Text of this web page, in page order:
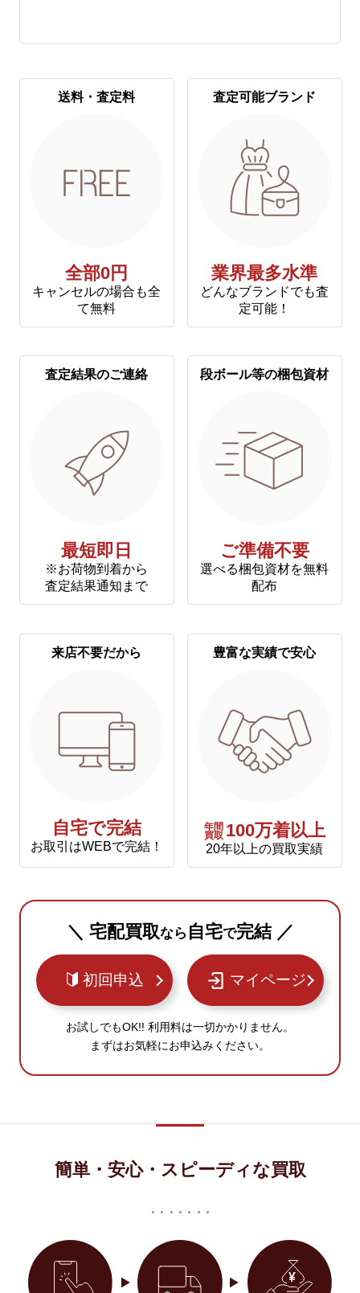
送料・査定料
全部0円
キャンセルの場合も全
て無料
査定可能ブランド
業界最多水準
どんなブランドでも査
定可能！
査定結果のご連絡
最短即日
※お荷物到着から
査定結果通知まで
段ボール等の梱包資材
ご準備不要
選べる梱包資材を無料
配布
来店不要だから
自宅で完結
お取引はWEBで完結！
豊富な実績で安心
年間
買取 100万着以上
20年以上の買取実績
＼ 宅配買取なら 自宅で完結 ／
初回申込 マイページ
お試しでもOK!! 利用料は一切かかりません。
まずはお気軽にお申込みください。
簡単・安心・スピーディな買取